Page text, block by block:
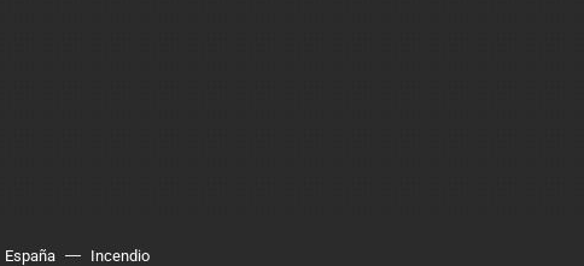
España Incendio